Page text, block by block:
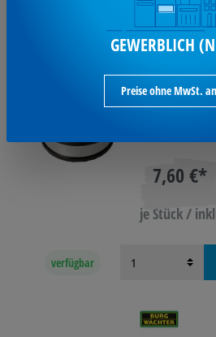
Westcott
Westcott
E-19001 00
7,60 €*
je Stück /
verfügbar
GEWERBLICH
Preise ohne MwSt.